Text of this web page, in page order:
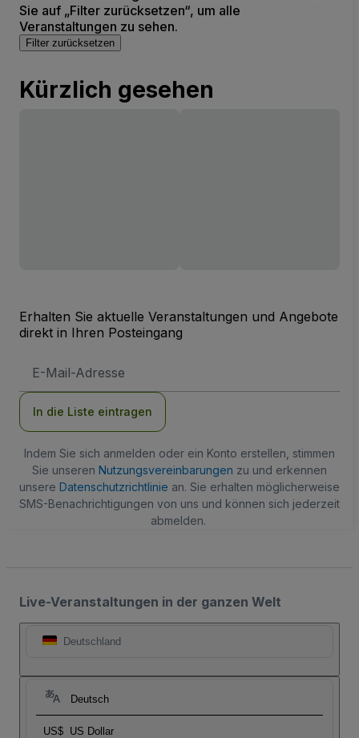
Sie auf „Filter zurücksetzen“, um alle
Veranstaltungen zu sehen.
Filter zurücksetzen
Kürzlich gesehen
Erhalten Sie aktuelle Veranstaltungen und Angebote
direkt in Ihren Posteingang
Mail-
In die Liste eintragen
Indem Sie sich anmelden oder ein Konto erstellen, stimmen
Sie unseren Nutzungsvereinbarungen zu und erkennen
unsere Datenschutzrichtlinie an. Sie erhalten möglicherweise
SMS-Benachrichtigungen von uns und können sich jederzeit
abmelden.
Live-Veranstaltungen in der ganzen Welt
Deutschland
Deutsch
US$ US Dollar